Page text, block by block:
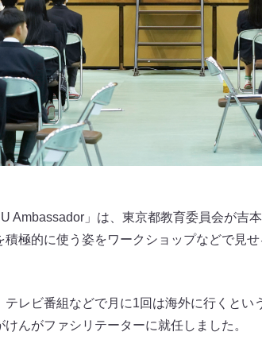
Ambassador」は、東京都教育委員会が吉
極的に使う姿をワークショップなどで見
レビ番組などで月に1回は海外に行くとい
んがファシリテーターに就任しました。